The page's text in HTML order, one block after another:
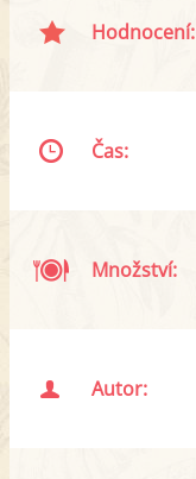
Hodnocení:
Čas:
Množství:
Autor: